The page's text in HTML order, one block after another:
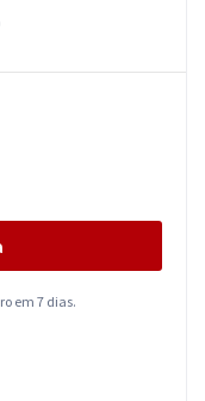
em 7 dias.